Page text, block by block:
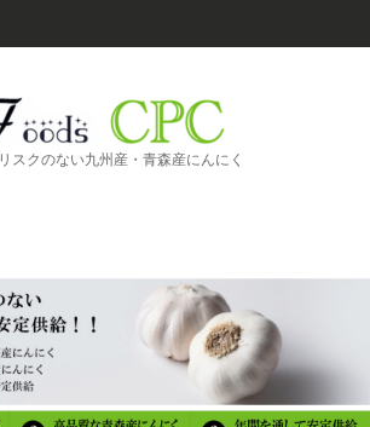
スクのない九州産・青森産にんにく